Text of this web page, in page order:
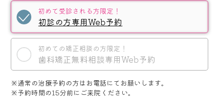
初めて受診される方限定！
初診の方専用Web予約
初めての矯正相談の方限定！
歯科矯正無料相談専用Web予約
※通常の治療予約の方はお電話にてお願いします。
※予約時間の15分前にご来院ください。